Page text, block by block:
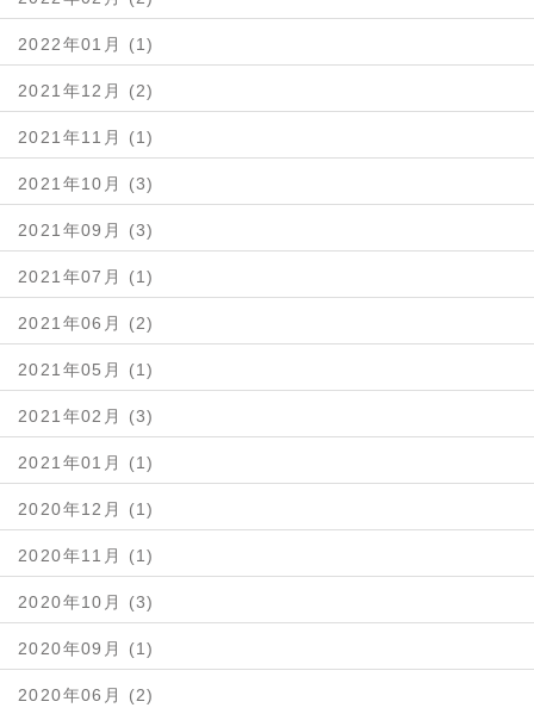
2022年01月 (1)
2021年12月 (2)
2021年11月 (1)
2021年10月 (3)
2021年09月 (3)
2021年07月 (1)
2021年06月 (2)
2021年05月 (1)
2021年02月 (3)
2021年01月 (1)
2020年12月 (1)
2020年11月 (1)
2020年10月 (3)
2020年09月 (1)
2020年06月 (2)